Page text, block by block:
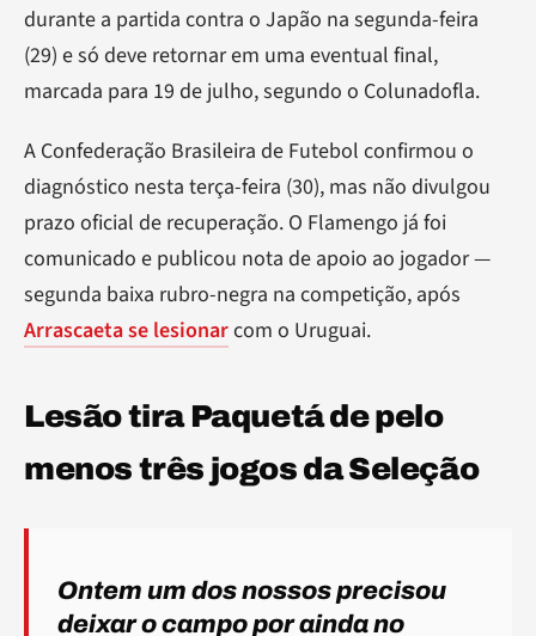
durante a partida contra o Japão na segunda-feira
(29) e só deve retornar em uma eventual final,
marcada para 19 de julho, segundo o Colunadofla.
A Confederação Brasileira de Futebol confirmou o
diagnóstico nesta terça-feira (30), mas não divulgou
prazo oficial de recuperação. O Flamengo já foi
comunicado e publicou nota de apoio ao jogador —
segunda baixa rubro-negra na competição, após
Arrascaeta se lesionarcom o Uruguai.
Lesão tira Paquetá de pelo
menos três jogos da Seleção
Ontem um dos nossos precisou
deixar o campo por ainda no